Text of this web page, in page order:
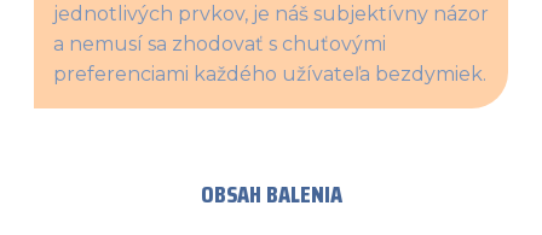
jednotlivých prvkov, je náš subjektívny názor
a nemusí sa zhodovať s chuťovými
preferenciami každého užívateľa bezdymiek.
OBSAH BALENIA